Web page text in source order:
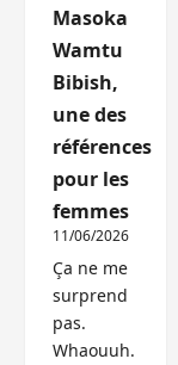
Masoka
Wamtu
Bibish,
une des
références
pour les
femmes
11/06/2026
Ça ne me
surprend
pas.
Whaouuh.